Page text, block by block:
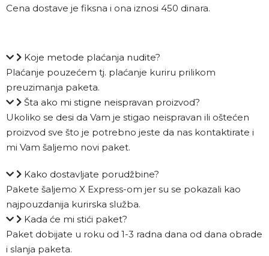
Cena dostave je fiksna i ona iznosi 450 dinara.
Koje metode plaćanja nudite?
Plaćanje pouzećem tj. plaćanje kuriru prilikom
preuzimanja paketa.
Šta ako mi stigne neispravan proizvod?
Ukoliko se desi da Vam je stigao neispravan ili oštećen
proizvod sve što je potrebno jeste da nas kontaktirate i
mi Vam šaljemo novi paket.
Kako dostavljate porudžbine?
Pakete šaljemo X Express-om jer su se pokazali kao
najpouzdanija kurirska služba.
Kada će mi stići paket?
Paket dobijate u roku od 1-3 radna dana od dana obrade
i slanja paketa.